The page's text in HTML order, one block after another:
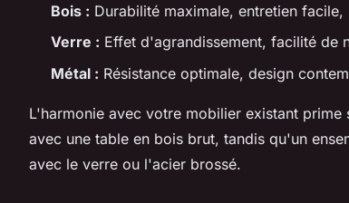
Bois : Durabilité maximale, entretien
Verre : Effet d'agrandissement, facilité de
Métal : Résistance optimale, design
L'harmonie avec votre mobilier existant
avec une table en bois brut, tandis qu'un
avec le verre ou l'acier brossé.